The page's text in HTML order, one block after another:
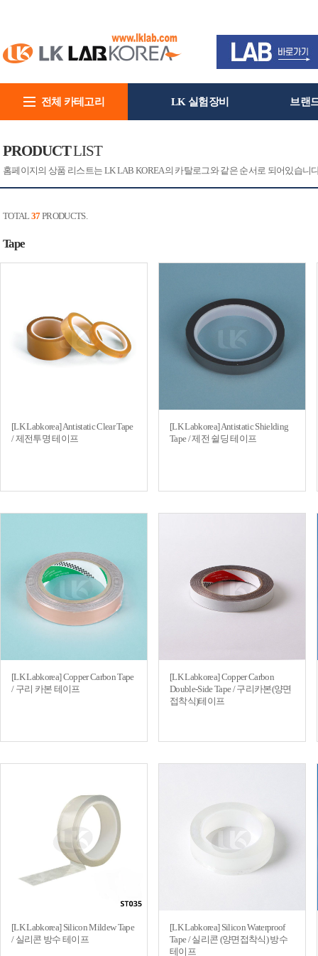
전체 카테고리 LK 실험장비 브랜
PRODUCTLIST
홈페이지의 상품 리스트는 LK LAB KOREA의 카탈로그와 같은 순서로 되어있습
TOTAL 37PRODUCTS.
Tape
[LK Labkorea] Antistatic Clear Tape
/ 제전투명 테이프
[LK Labkorea] Antistatic Shielding
Tape / 제전 쉴딩 테이프
[LK Labkorea] Copper Carbon Tape
/ 구리 카본 테이프
[LK Labkorea] Copper Carbon
Double-Side Tape / 구리카본(양면
접착식)테이프
[LK Labkorea] Silicon Mildew Tape
/ 실리콘 방수 테이프
[LK Labkorea] Silicon Waterproof
Tape / 실리콘 (양면접착식) 방수
테이프